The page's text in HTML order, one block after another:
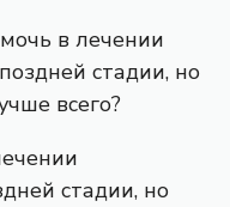
стадии, но